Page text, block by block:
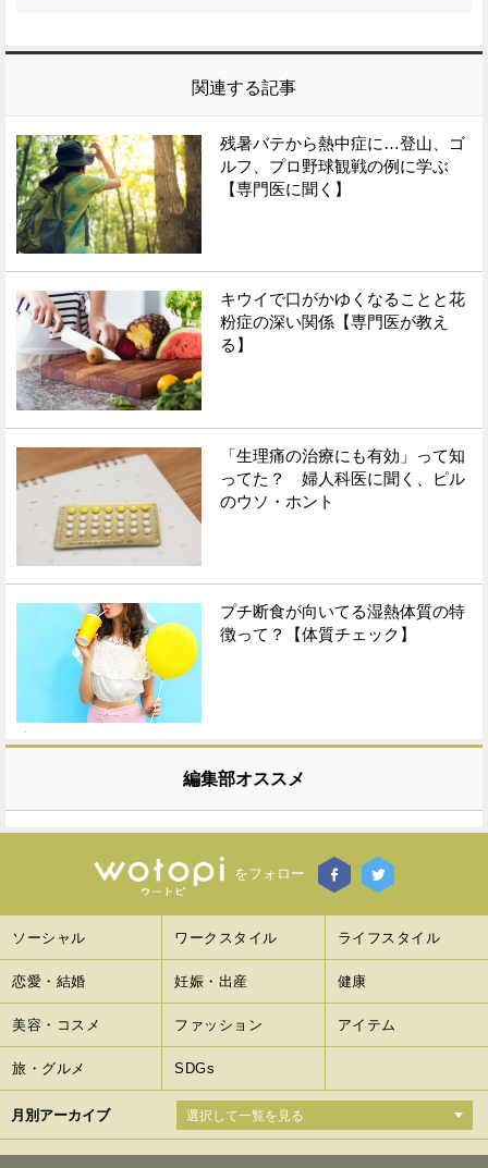
関連する記事
残暑バテから熱中症に…登山、ゴ
ルフ、プロ野球観戦の例に学ぶ
【専門医に聞く】
キウイで口がかゆくなることと花
粉症の深い関係【専門医が教え
る】
「生理痛の治療にも有効」って知
ってた？ 婦人科医に聞く、ピル
のウソ・ホント
プチ断食が向いてる湿熱体質の特
徴って？【体質チェック】
編集部オススメ
をフォロー
ソーシャル ワークスタイル ライフスタイル
恋愛・結婚 妊娠・出産 健康
美容・コスメ ファッション アイテム
旅・グルメ SDGs
月別アーカイブ